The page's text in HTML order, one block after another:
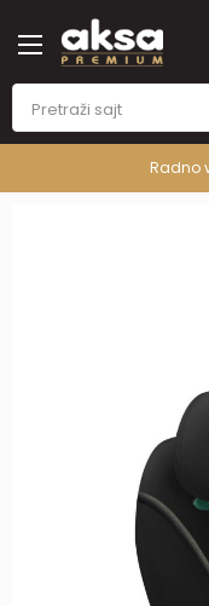
Radno